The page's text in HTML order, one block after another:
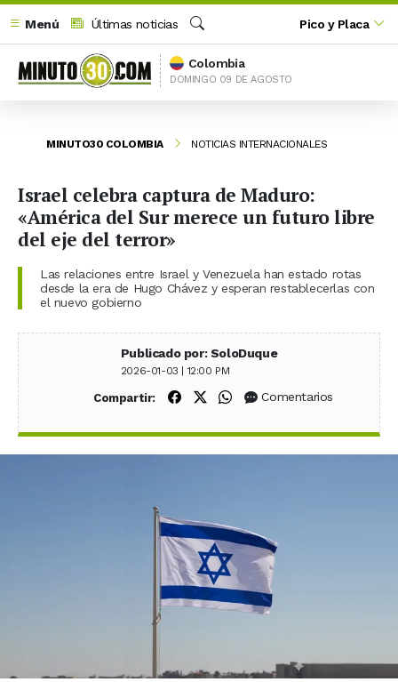
Menú
Últimas noticias
Buscar
Pico y Placa
Colombia
DOMINGO 09 DE AGOSTO
MINUTO30 COLOMBIA NOTICIAS INTERNACIONALES
Israel celebra captura de Maduro:
«América del Sur merece un futuro libre
del eje del terror»
Las relaciones entre Israel y Venezuela han estado rotas
desde la era de Hugo Chávez y esperan restablecerlas con
el nuevo gobierno
Publicado por: SoloDuque
2026-01-03 | 12:00 PM
Compartir: Compartir en Facebook
Compartir en X (Twitter)
Compartir en WhatsApp
Comentarios